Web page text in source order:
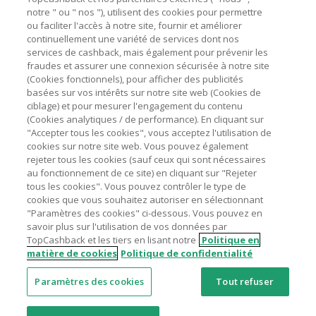
marchands sur le montant hors TVA/taxes et hors frais de
livraison/d’emballage/de service.
L'utilisation de plugins tels que Honey, AdBlock, uBlock, Pi-
hole et VPN peut bloquer le suivi de votre commande.
Pour chaque nouvelle transaction, il faut revenir sur
TopCashback et cliquer sur le bouton rose de cashback
pour accéder au site marchand et faire votre achat.
Assurez-vous que le lien TopCashback est le dernier lien
utilisé pour visiter le site marchand avant de finaliser votre
achat.
Tout compte impliqué dans des commandes ou activités
frauduleuses pour manipuler le système de cashback sera
clôturé et leur cashback confisqué.
Astuces pour économiser
A propos de
Contactez-nous
Mentions légales
Nos sites UK US CN JP DE AU
© 2005 - 2026 TopCashback Group Limited
notre " ou " nos "), utilisent des cookies pour permettre
ou faciliter l'accès à notre site, fournir et améliorer
continuellement une variété de services dont nos
services de cashback, mais également pour prévenir les
fraudes et assurer une connexion sécurisée à notre site
(Cookies fonctionnels), pour afficher des publicités
basées sur vos intérêts sur notre site web (Cookies de
ciblage) et pour mesurer l'engagement du contenu
(Cookies analytiques / de performance). En cliquant sur
"Accepter tous les cookies", vous acceptez l'utilisation de
cookies sur notre site web. Vous pouvez également
rejeter tous les cookies (sauf ceux qui sont nécessaires
au fonctionnement de ce site) en cliquant sur "Rejeter
tous les cookies". Vous pouvez contrôler le type de
cookies que vous souhaitez autoriser en sélectionnant
"Paramètres des cookies" ci-dessous. Vous pouvez en
savoir plus sur l'utilisation de vos données par
TopCashback et les tiers en lisant notre Politique en
matière de cookies Politique de confidentialité
Paramètres des cookies Tout refuser